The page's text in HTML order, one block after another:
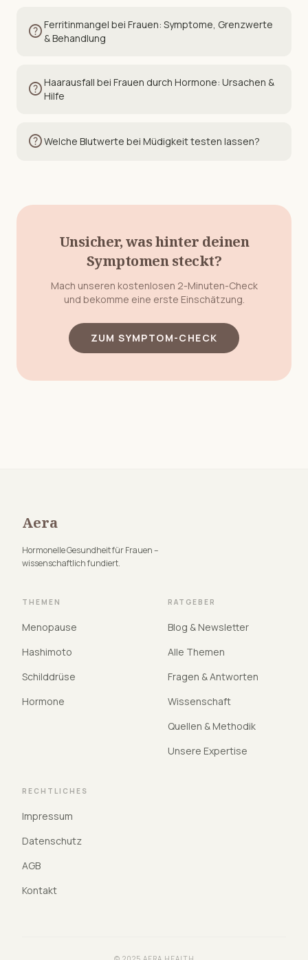
helpFerritinmangel bei Frauen: Symptome, Grenzwerte
& Behandlung
helpHaarausfall bei Frauen durch Hormone: Ursachen &
Hilfe
helpWelche Blutwerte bei Müdigkeit testen lassen?
Unsicher, was hinter deinen
Symptomen steckt?
Mach unseren kostenlosen 2-Minuten-Check
und bekomme eine erste Einschätzung.
ZUM SYMPTOM-CHECK
Aera
Hormonelle Gesundheit für Frauen –
wissenschaftlich fundiert.
THEMEN
Menopause
Hashimoto
Schilddrüse
Hormone
RATGEBER
Blog & Newsletter
Alle Themen
Fragen & Antworten
Wissenschaft
Quellen & Methodik
Unsere Expertise
RECHTLICHES
Impressum
Datenschutz
AGB
Kontakt